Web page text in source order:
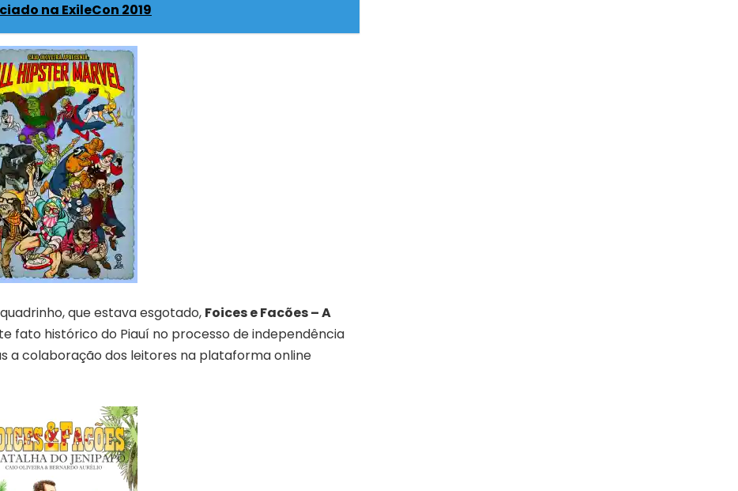
na ExileCon 2019
que estava esgotado, Foices e Facões – A
fato histórico do Piauí no processo de independência
a colaboração dos leitores na plataforma online